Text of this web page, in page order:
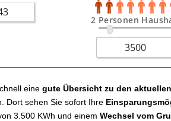
2 Personen
eine gute Übersicht zu den
Dort sehen Sie sofort Ihre
3.500 KWh und einem Wechsel vom